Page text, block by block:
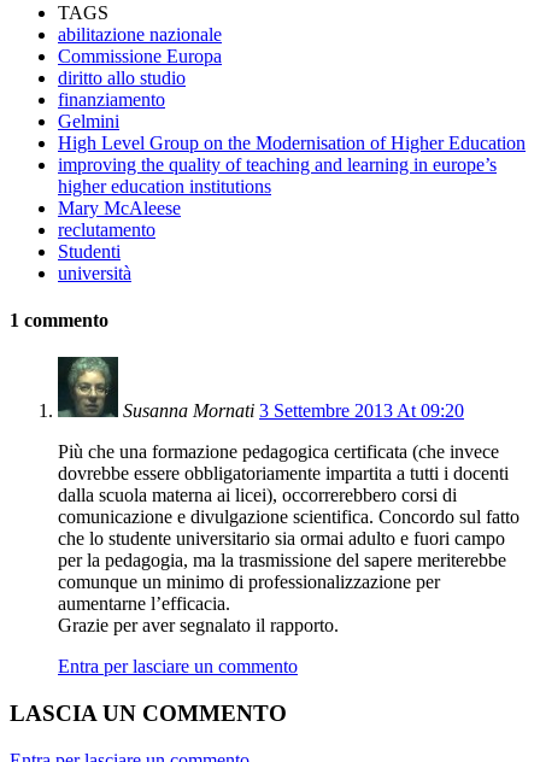
TAGS
abilitazione nazionale
Commissione Europa
diritto allo studio
finanziamento
Gelmini
High Level Group on the Modernisation of Higher Education
improving the quality of teaching and learning in europe’s
higher education institutions
Mary McAleese
reclutamento
Studenti
università
1 commento
Susanna Mornati 3 Settembre 2013 At 09:20
Più che una formazione pedagogica certificata (che invece
dovrebbe essere obbligatoriamente impartita a tutti i docenti
dalla scuola materna ai licei), occorrerebbero corsi di
comunicazione e divulgazione scientifica. Concordo sul fatto
che lo studente universitario sia ormai adulto e fuori campo
per la pedagogia, ma la trasmissione del sapere meriterebbe
comunque un minimo di professionalizzazione per
aumentarne l’efficacia.
Grazie per aver segnalato il rapporto.
Entra per lasciare un commento
LASCIA UN COMMENTO